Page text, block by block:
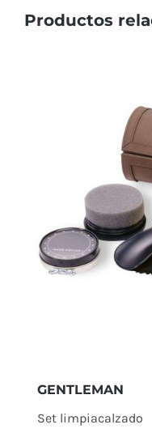
Productos
GENTLEMAN
Set limpiacalzado